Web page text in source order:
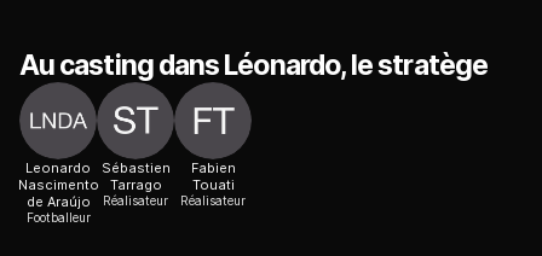
Au casting dans Léonardo, le stratège
Leonardo
Nascimento
de Araújo
Footballeur
Sébastien
Tarrago
Réalisateur
Fabien
Touati
Réalisateur